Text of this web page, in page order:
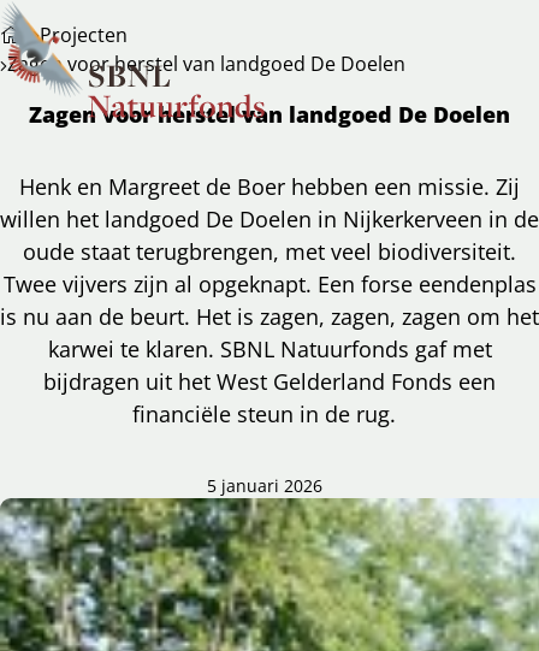
Projecten
Zagen voor herstel van landgoed De Doelen
Zagen voor herstel van landgoed De Doelen
Henk en Margreet de Boer hebben een missie. Zij
willen het landgoed De Doelen in Nijkerkerveen in de
oude staat terugbrengen, met veel biodiversiteit.
Twee vijvers zijn al opgeknapt. Een forse eendenplas
is nu aan de beurt. Het is zagen, zagen, zagen om het
karwei te klaren. SBNL Natuurfonds gaf met
bijdragen uit het West Gelderland Fonds een
financiële steun in de rug.
5 januari 2026